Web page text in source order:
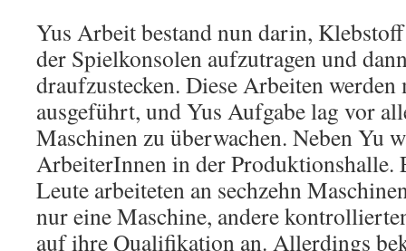
Yus Arbeit bestand nun darin,
der Spielkonsolen aufzutragen und
draufzustecken. Diese Arbeiten
ausgeführt, und Yus Aufgabe lag vor
Maschinen zu überwachen. Neben Yu
ArbeiterInnen in der Produktionshalle.
Leute arbeiteten an sechzehn
nur eine Maschine, andere
auf ihre Qualifikation an. Allerdings